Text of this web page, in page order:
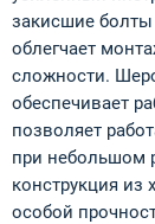
закисшие
облегчает
сложности.
обеспечивает
позволяет
при небольшом
конструкция из
особой